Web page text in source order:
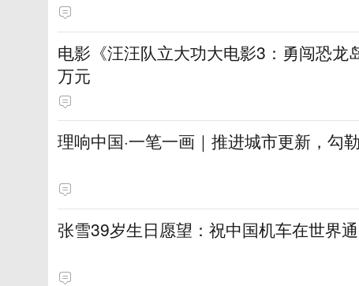
电影《汪汪队立大功大电影3：勇闯恐龙
万元
理响中国·一笔一画｜推进城市更新，勾
张雪39岁生日愿望：祝中国机车在世界通